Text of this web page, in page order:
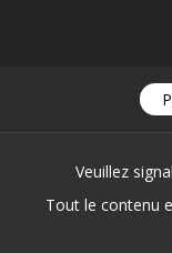
Veuillez
Tout le contenu